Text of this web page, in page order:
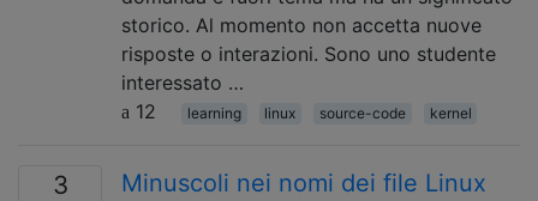
storico. Al momento non accetta nuove
risposte o interazioni. Sono uno studente
interessato …
12
learning linux source-code kernel
3 Minuscoli nei nomi dei file Linux